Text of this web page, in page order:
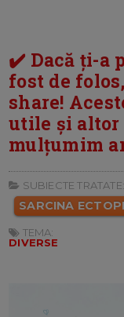
✔️ Dacă ți-a
fost de
share!
utile și
mulțumim
SUBIECTE TRATATE:
SARCINA
TEMA:
DIVERSE